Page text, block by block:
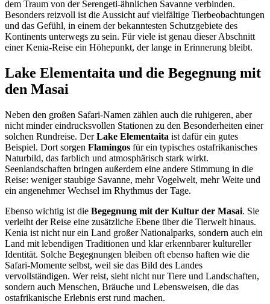
dem Traum von der Serengeti-ähnlichen Savanne verbinden.
Besonders reizvoll ist die Aussicht auf vielfältige Tierbeobachtungen
und das Gefühl, in einem der bekanntesten Schutzgebiete des
Kontinents unterwegs zu sein. Für viele ist genau dieser Abschnitt
einer Kenia-Reise ein Höhepunkt, der lange in Erinnerung bleibt.
Lake Elementaita und die Begegnung mit
den Masai
Neben den großen Safari-Namen zählen auch die ruhigeren, aber
nicht minder eindrucksvollen Stationen zu den Besonderheiten einer
solchen Rundreise. DerLake Elementaita ist dafür ein gutes
Beispiel. Dort sorgen Flamingos für ein typisches ostafrikanisches
Naturbild, das farblich und atmosphärisch stark wirkt.
Seenlandschaften bringen außerdem eine andere Stimmung in die
Reise: weniger staubige Savanne, mehr Vogelwelt, mehr Weite und
ein angenehmer Wechsel im Rhythmus der Tage.
Ebenso wichtig ist die Begegnung mit der Kultur der Masai. Sie
verleiht der Reise eine zusätzliche Ebene über die Tierwelt hinaus.
Kenia ist nicht nur ein Land großer Nationalparks, sondern auch ein
Land mit lebendigen Traditionen und klar erkennbarer kultureller
Identität. Solche Begegnungen bleiben oft ebenso haften wie die
Safari-Momente selbst, weil sie das Bild des Landes
vervollständigen. Wer reist, sieht nicht nur Tiere und Landschaften,
sondern auch Menschen, Bräuche und Lebensweisen, die das
ostafrikanische Erlebnis erst rund machen.